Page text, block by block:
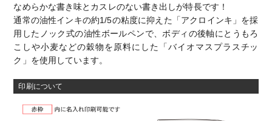
なめらかな書き味とカスレのない書き出しが特長です！
通常の油性インキの約1/5の粘度に抑えた「アクロインキ」を採
用したノック式の油性ボールペンで、ボディの後軸にとうもろ
こしや小麦などの穀物を原料にした「バイオマスプラスチッ
ク」を使用しています。
印刷について